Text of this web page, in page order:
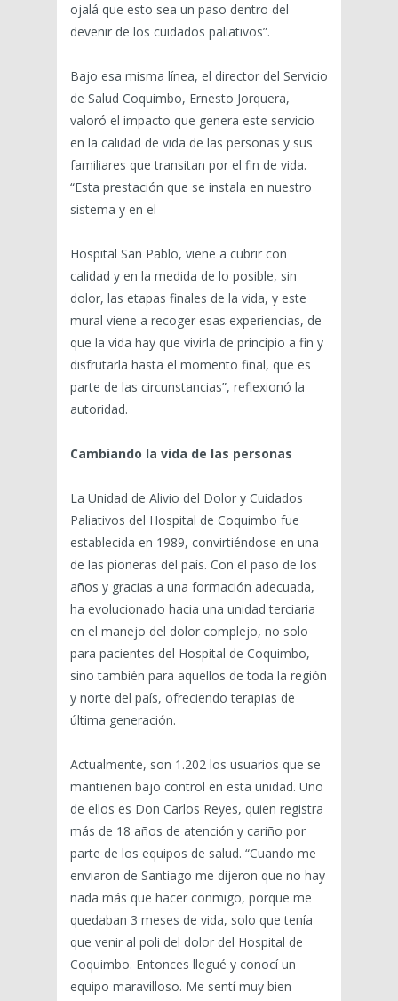
ojalá que esto sea un paso dentro del
devenir de los cuidados paliativos”.
Bajo esa misma línea, el director del Servicio
de Salud Coquimbo, Ernesto Jorquera,
valoró el impacto que genera este servicio
en la calidad de vida de las personas y sus
familiares que transitan por el fin de vida.
“Esta prestación que se instala en nuestro
sistema y en el
Hospital San Pablo, viene a cubrir con
calidad y en la medida de lo posible, sin
dolor, las etapas finales de la vida, y este
mural viene a recoger esas experiencias, de
que la vida hay que vivirla de principio a fin y
disfrutarla hasta el momento final, que es
parte de las circunstancias”, reflexionó la
autoridad.
Cambiando la vida de las personas
La Unidad de Alivio del Dolor y Cuidados
Paliativos del Hospital de Coquimbo fue
establecida en 1989, convirtiéndose en una
de las pioneras del país. Con el paso de los
años y gracias a una formación adecuada,
ha evolucionado hacia una unidad terciaria
en el manejo del dolor complejo, no solo
para pacientes del Hospital de Coquimbo,
sino también para aquellos de toda la región
y norte del país, ofreciendo terapias de
última generación.
Actualmente, son 1.202 los usuarios que se
mantienen bajo control en esta unidad. Uno
de ellos es Don Carlos Reyes, quien registra
más de 18 años de atención y cariño por
parte de los equipos de salud. “Cuando me
enviaron de Santiago me dijeron que no hay
nada más que hacer conmigo, porque me
quedaban 3 meses de vida, solo que tenía
que venir al poli del dolor del Hospital de
Coquimbo. Entonces llegué y conocí un
equipo maravilloso. Me sentí muy bien